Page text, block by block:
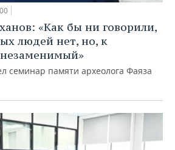
«Как бы ни говорили,
людей нет, но, к
семинар памяти археолога Фаяза